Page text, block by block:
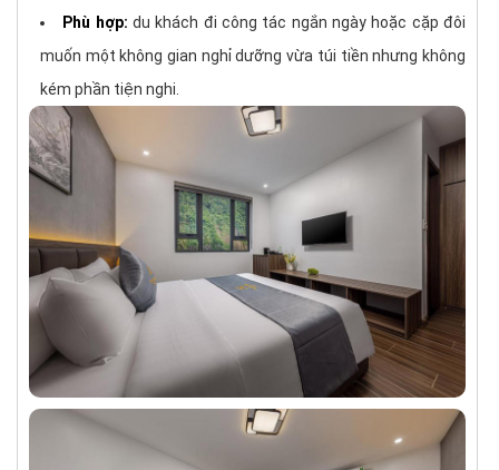
Phù hợp: du khách đi công tác ngắn ngày hoặc cặp đôi
muốn một không gian nghỉ dưỡng vừa túi tiền nhưng không
kém phần tiện nghi.